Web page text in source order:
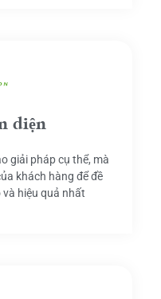
diện
giải pháp cụ thể, mà
khách hàng để đề
hiệu quả nhất